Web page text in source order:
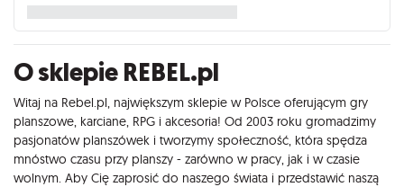
O sklepie REBEL.pl
Witaj na Rebel.pl, największym sklepie w Polsce oferującym gry
planszowe, karciane, RPG i akcesoria! Od 2003 roku gromadzimy
pasjonatów planszówek i tworzymy społeczność, która spędza
mnóstwo czasu przy planszy - zarówno w pracy, jak i w czasie
wolnym. Aby Cię zaprosić do naszego świata i przedstawić naszą